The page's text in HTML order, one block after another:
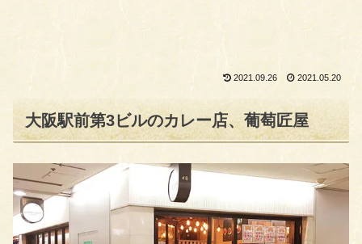
2021.09.26 2021.05.20
大阪駅前第3ビルのカレー店、葡萄匠屋